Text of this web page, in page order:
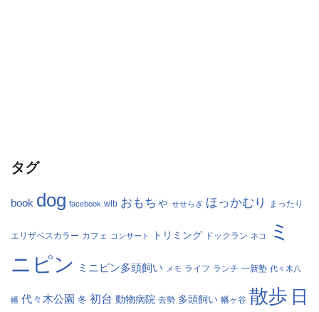
タグ
book dog facebook wlb おもちゃ せせらぎ ほっかむり まったり
エリザベスカラー カフェ コンサート トリミング ドックラン ネコ
ミ
ニピン
ミニピン多頭飼い メモ ライフ ランチ 一新塾 代々木八
幡 代々木公園 冬 初台 動物病院 去勢 多頭飼い 幡ヶ谷 散歩 日